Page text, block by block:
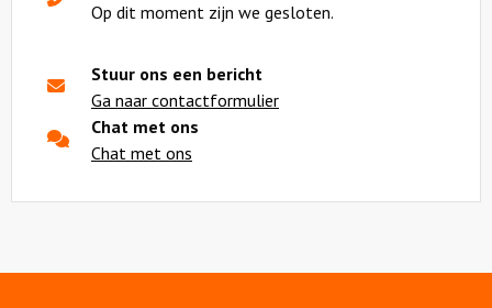
Op dit moment zijn we gesloten.
Stuur ons een bericht
Ga naar contactformulier
Chat met ons
Chat met ons